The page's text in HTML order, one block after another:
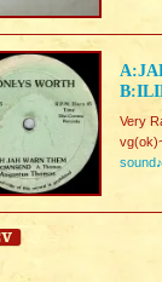
Very
sound♪